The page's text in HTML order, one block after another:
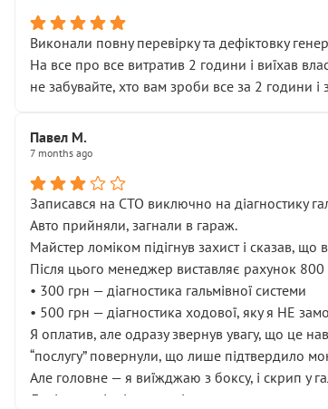
Виконали повну перевірку та дефіктовку
На все про все витратив 2 години і виїхав
не забувайте, хто вам зроби все за 2 години
Павел М.
7 months ago
Записався на СТО виключно на діагностику
Авто прийняли, загнали в гараж.
Майстер ломіком підігнув захист і сказав, що
Після цього менеджер виставляє рахунок 800
• 300 грн — діагностика гальмівної системи
• 500 грн — діагностика ходової, яку я НЕ
Я оплатив, але одразу звернув увагу, що це
“послугу” повернули, що лише підтвердило
Але головне — я виїжджаю з боксу, і скрип у
Далі ситуація тільки погіршилась: